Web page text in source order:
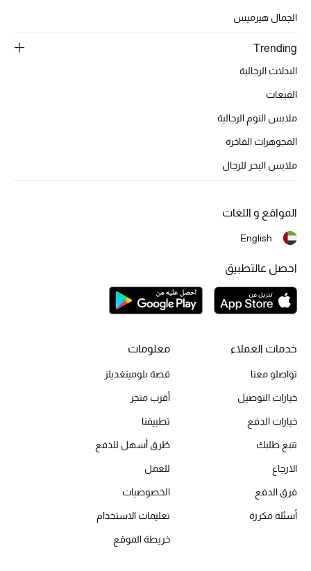
الجمال هيرميس
Trending
البدلات الرجالية
القبعات
ملابس النوم الرجالية
المجوهرات الفاخرة
ملابس البحر للرجال
خدمات العملاء
تواصلو معنا
خيارات التوصيل
خيارات الدفع
تتبع طلبك
الارجاع
فرق الدفع
أسئلة مكررة
معلومات
قصة بلومينغديلز
أقرب متجر
تطبيقنا
طُرق أسهل للدفع
للعمل
الخصوصيات
تعليمات الاستخدام
خريطة الموقع
المواقع و اللغات
English
احصل عالتطبيق